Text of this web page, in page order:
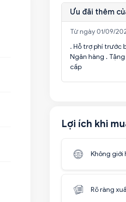
Ưu đãi thêm
Từ ngày 01/09/
. Hỗ trợ phí trước
Ngân hàng .
cấp
Lợi ích khi
Không giới
Rõ ràng